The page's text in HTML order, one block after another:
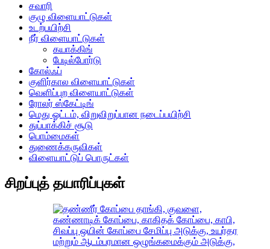
சவாரி
குழு விளையாட்டுகள்
உடற்பயிற்சி
நீர் விளையாட்டுகள்
கயாக்கிங்
பேடில்போர்டு
கோல்ஃப்
குளிர்கால விளையாட்டுகள்
வெளிப்புற விளையாட்டுகள்
ரோலர் ஸ்கேட்டிங்
மெது ஓட்டம், விறுவிறுப்பான நடைப்பயிற்சி
துப்பாக்கிச் சூடு
பொம்மைகள்
துணைக்கருவிகள்
விளையாட்டுப் பொருட்கள்
சிறப்புத் தயாரிப்புகள்